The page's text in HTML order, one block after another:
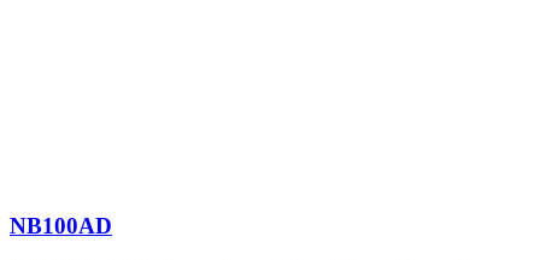
NB100AD